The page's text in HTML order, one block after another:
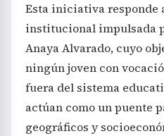
Esta iniciativa responde
institucional impulsada
Anaya Alvarado, cuyo
ningún joven con
fuera del sistema
actúan como un puente
geográficos y